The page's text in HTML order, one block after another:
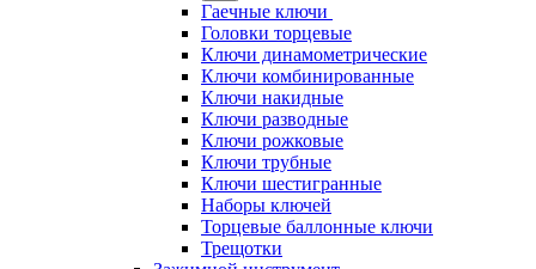
Гаечные ключи
Головки торцевые
Ключи динамометрические
Ключи комбинированные
Ключи накидные
Ключи разводные
Ключи рожковые
Ключи трубные
Ключи шестигранные
Наборы ключей
Торцевые баллонные ключи
Трещотки